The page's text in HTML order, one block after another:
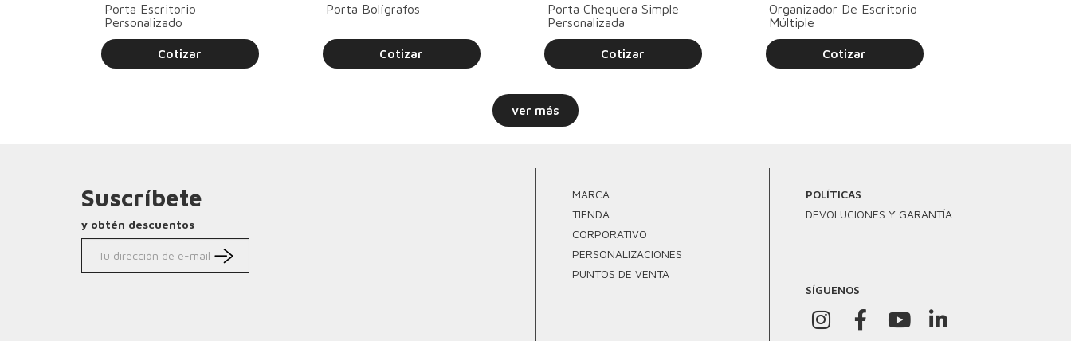
Porta Escritorio
Personalizado
Cotizar
Porta Bolígrafos
Cotizar
Porta Chequera Simple
Personalizada
Cotizar
Organizador De Escritorio
Múltiple
Cotizar
ver más
Suscríbete
y obtén descuentos
MARCA
TIENDA
CORPORATIVO
PERSONALIZACIONES
PUNTOS DE VENTA
POLÍTICAS
DEVOLUCIONES Y GARANTÍA
SÍGUENOS